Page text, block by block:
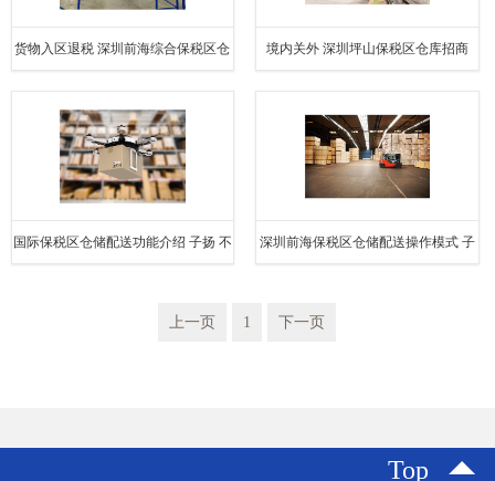
货物入区退税 深圳前海综合保税区仓 境内关外 深圳坪山保税区仓库招商
国际保税区仓储配送功能介绍 子扬 不 深圳前海保税区仓储配送操作模式 子
上一页 1 下一页
Top